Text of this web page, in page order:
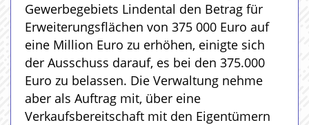
Gewerbegebiets Lindental den Betrag für
Erweiterungsflächen von 375 000 Euro auf
eine Million Euro zu erhöhen, einigte sich
der Ausschuss darauf, es bei den 375.000
Euro zu belassen. Die Verwaltung nehme
aber als Auftrag mit, über eine
Verkaufsbereitschaft mit den Eigentümern